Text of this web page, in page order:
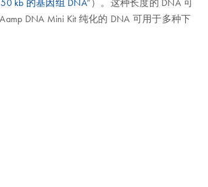
kb 的基因组 DNA”）。这种长度的 DNA 可
DNA Mini Kit 纯化的 DNA 可用于多种下